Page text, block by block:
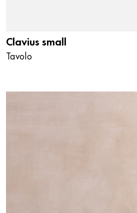
Clavius small
Tavolo